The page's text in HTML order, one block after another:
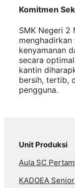
Komitmen
SMK Negeri 2
kenyamanan
secara
kantin
bersih, tertib,
pengguna.
Unit Produksi
Aula SC
KADOEA